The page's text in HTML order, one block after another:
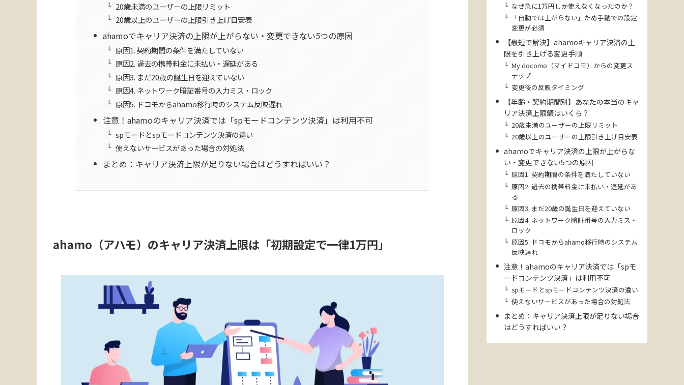
20歳未満のユーザーの上限リミット
20歳以上のユーザーの上限引き上げ目安表
ahamoでキャリア決済の上限が上がらない・変更できない5つの原因
原因1. 契約期間の条件を満たしていない
原因2. 過去の携帯料金に未払い・遅延がある
原因3. まだ20歳の誕生日を迎えていない
原因4. ネットワーク暗証番号の入力ミス・ロック
原因5. ドコモからahamo移行時のシステム反映遅れ
注意！ahamoのキャリア決済では「spモードコンテンツ決済」は利用不可
spモードとspモードコンテンツ決済の違い
使えないサービスがあった場合の対処法
まとめ：キャリア決済上限が足りない場合はどうすればいい？
ahamo（アハモ）のキャリア決済上限は「初期設定で一律1万円」
なぜ急に1万円しか使えなくなったのか？
「自動では上がらない」ため手動での設定
変更が必須
【最短で解決】ahamoキャリア決済の上
限を引き上げる変更手順
My docomo（マイドコモ）からの変更ス
テップ
変更後の反映タイミング
【年齢・契約期間別】あなたの本当のキャ
リア決済上限額はいくら？
20歳未満のユーザーの上限リミット
20歳以上のユーザーの上限引き上げ目安表
ahamoでキャリア決済の上限が上がらな
い・変更できない5つの原因
原因1. 契約期間の条件を満たしていない
原因2. 過去の携帯料金に未払い・遅延があ
る
原因3. まだ20歳の誕生日を迎えていない
原因4. ネットワーク暗証番号の入力ミス・
ロック
原因5. ドコモからahamo移行時のシステム
反映遅れ
注意！ahamoのキャリア決済では「spモ
ードコンテンツ決済」は利用不可
spモードとspモードコンテンツ決済の違い
使えないサービスがあった場合の対処法
まとめ：キャリア決済上限が足りない場合
はどうすればいい？